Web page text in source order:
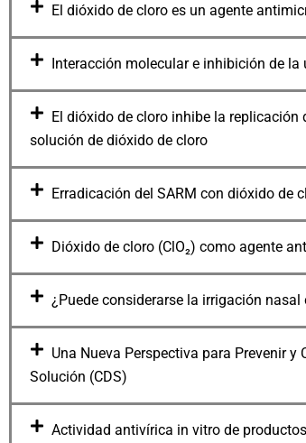
El dióxido de cloro es un agente
Interacción molecular e inhibición de la
El dióxido de cloro inhibe la
solución de dióxido de cloro
Erradicación del SARM con dióxido de
Dióxido de cloro (ClO₂) como agente
¿Puede considerarse la irrigación
Una Nueva Perspectiva para Prevenir
Solución (CDS)
Actividad antivírica in vitro de